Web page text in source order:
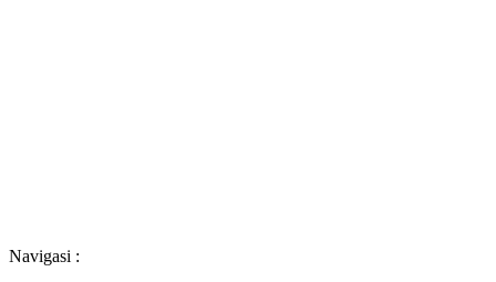
Navigasi :